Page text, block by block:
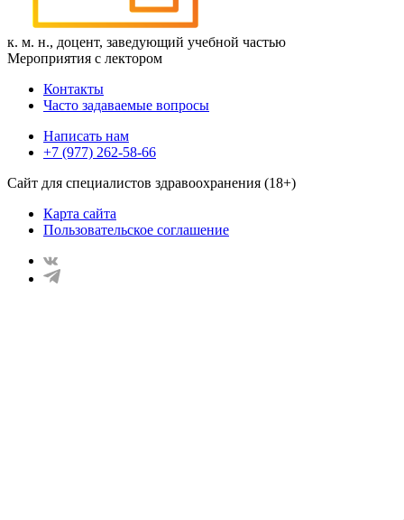
к. м. н., доцент, заведующий учебной частью
Мероприятия с лектором
Контакты
Часто задаваемые вопросы
Написать нам
+7 (977) 262-58-66
Сайт для специалистов здравоохранения (18+)
Карта сайта
Пользовательское соглашение